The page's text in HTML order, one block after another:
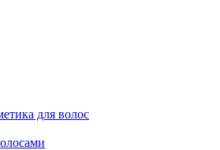
для волос